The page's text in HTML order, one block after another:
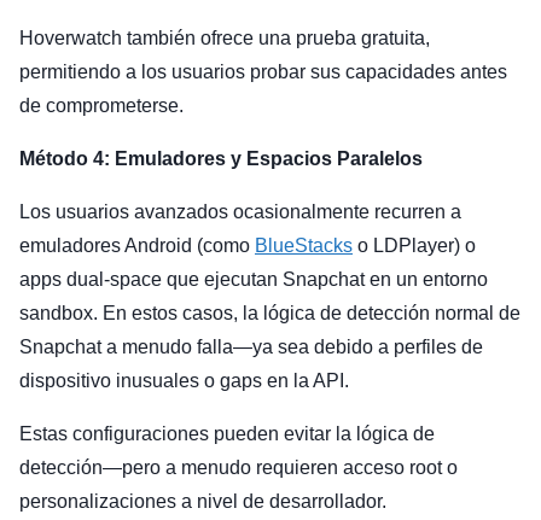
Hoverwatch también ofrece una prueba gratuita,
permitiendo a los usuarios probar sus capacidades antes
de comprometerse.
Método 4: Emuladores y Espacios Paralelos
Los usuarios avanzados ocasionalmente recurren a
emuladores Android (como BlueStacks o LDPlayer) o
apps dual-space que ejecutan Snapchat en un entorno
sandbox. En estos casos, la lógica de detección normal de
Snapchat a menudo falla—ya sea debido a perfiles de
dispositivo inusuales o gaps en la API.
Estas configuraciones pueden evitar la lógica de
detección—pero a menudo requieren acceso root o
personalizaciones a nivel de desarrollador.